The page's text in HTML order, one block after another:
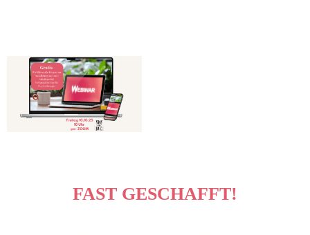
FAST GESCHAFFT!